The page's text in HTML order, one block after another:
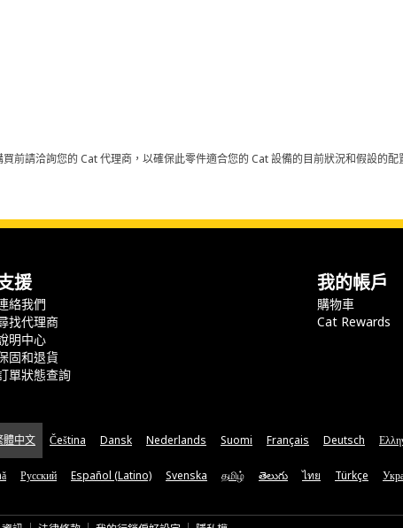
前請洽詢您的 Cat 代理商，以確保此零件適合您的 Cat 設備的目前狀況和假設的配
援
絡我們
找代理商
明中心
固和退貨
單狀態查詢
我的帳戶
購物車
Cat Rewards
體中文 Čeština Dansk Nederlands Suomi Français Deutsch
Русский Español (Latino) Svenska தமிழ் తెలుగు ไทย Türkçe